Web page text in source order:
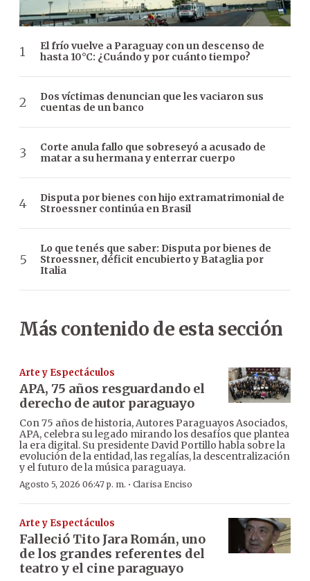
El frío vuelve a Paraguay con un descenso de
hasta 10°C: ¿Cuándo y por cuánto tiempo?
Dos víctimas denuncian que les vaciaron sus
cuentas de un banco
Corte anula fallo que sobreseyó a acusado de
matar a su hermana y enterrar cuerpo
Disputa por bienes con hijo extramatrimonial de
Stroessner continúa en Brasil
Lo que tenés que saber: Disputa por bienes de
Stroessner, déficit encubierto y Bataglia por
Italia
Más contenido de esta sección
Arte y Espectáculos
APA, 75 años resguardando el
derecho de autor paraguayo
Con 75 años de historia, Autores Paraguayos Asociados,
APA, celebra su legado mirando los desafíos que plantea
la era digital. Su presidente David Portillo habla sobre la
evolución de la entidad, las regalías, la descentralización
y el futuro de la música paraguaya.
Agosto 5, 2026 06:47 p. m. · Clarisa Enciso
Arte y Espectáculos
Falleció Tito Jara Román, uno
de los grandes referentes del
teatro y el cine paraguayo